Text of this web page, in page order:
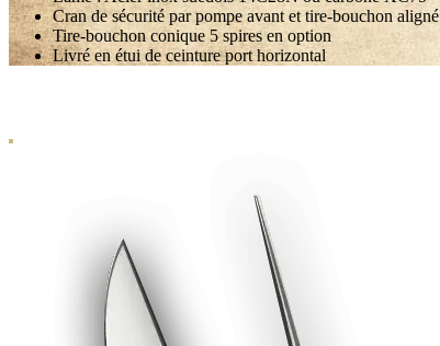
Cran de sécurité par pompe avant et tire-bouchon aligné
Tire-bouchon conique 5 spires en option
Livré en étui de ceinture port horizontal